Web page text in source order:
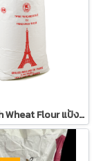
T55 French Wheat Flour แป้ง T55